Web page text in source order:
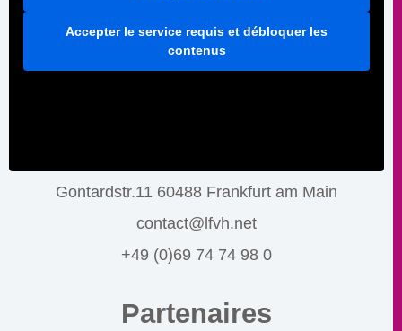
Accepter le service requis et débloquer les
contenus
Gontardstr.11 60488 Frankfurt am Main
contact@lfvh.net
+49 (0)69 74 74 98 0
Partenaires